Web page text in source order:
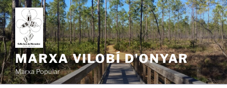
Vés
al
contingut
MARXA VILOBÍ D'ONYAR
Marxa Popular